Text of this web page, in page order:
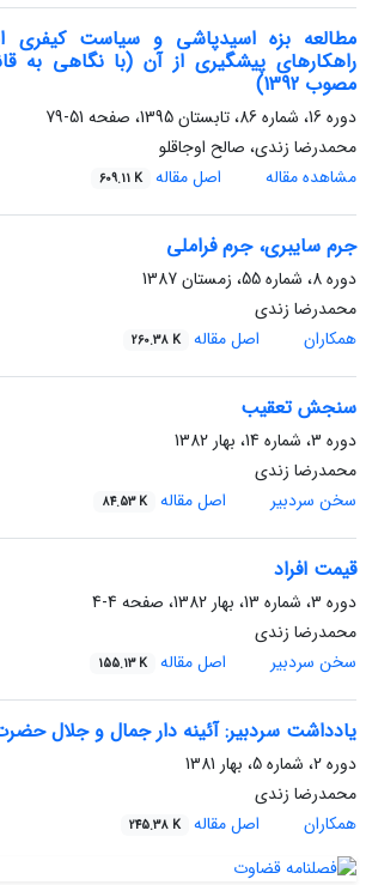
مطالعه بزه اسیدپاشی و سیاست کیفری
راهکارهای پیشگیری از آن (با نگاهی به
مصوب 1392)
دوره 16، شماره 86، تابستان 1395، صفحه
51-79
محمدرضا زندی، صالح اوجاقلو
مشاهده مقاله
اصل مقاله 609.11 K
جرم سایبری، جرم فراملی
دوره 8، شماره 55، زمستان 1387
محمدرضا زندی
همکاران
اصل مقاله 260.38 K
سنجش تعقیب
دوره 3، شماره 14، بهار 1382
محمدرضا زندی
سخن سردبیر
اصل مقاله 84.53 K
قیمت افراد
دوره 3، شماره 13، بهار 1382، صفحه
4-4
محمدرضا زندی
سخن سردبیر
اصل مقاله 155.13 K
یادداشت سردبیر: آئینه دار جمال و جلال
دوره 2، شماره 5، بهار 1381
محمدرضا زندی
همکاران
اصل مقاله 245.38 K